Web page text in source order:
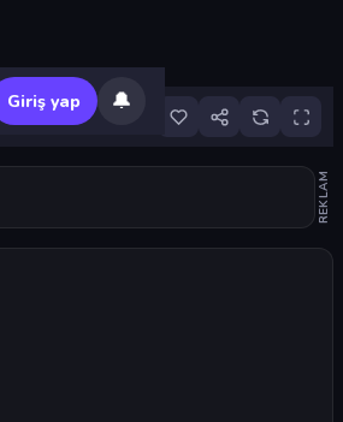
Giriş yap 🔔
REKLAM